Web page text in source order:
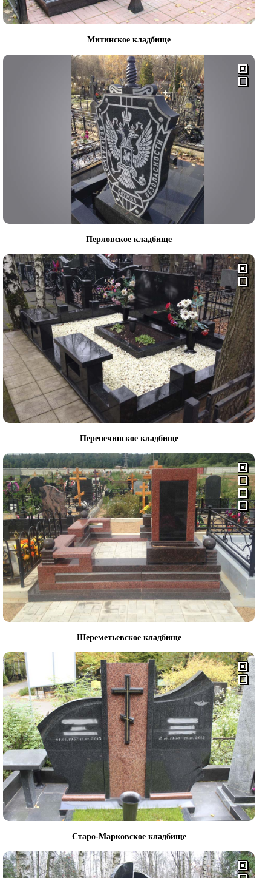
Митинское кладбище
Перловское кладбище
Перепечинское кладбище
Шереметьевское кладбище
Старо-Марковское кладбище